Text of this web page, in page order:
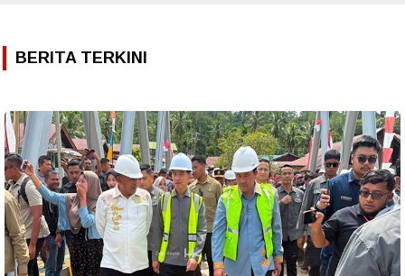
BERITA TERKINI